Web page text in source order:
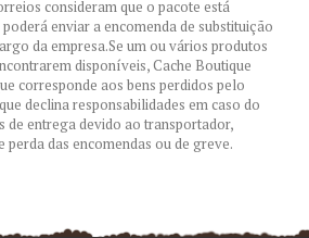
consideram que o pacote está
enviar a encomenda de substituição
da empresa.Se um ou vários produtos
disponíveis, Cache Boutique
corresponde aos bens perdidos pelo
declina responsabilidades em caso do
entrega devido ao transportador,
perda das encomendas ou de greve.